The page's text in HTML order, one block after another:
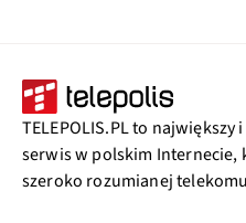
TELEPOLIS.PL to
serwis w polskim Internecie,
szeroko rozumianej